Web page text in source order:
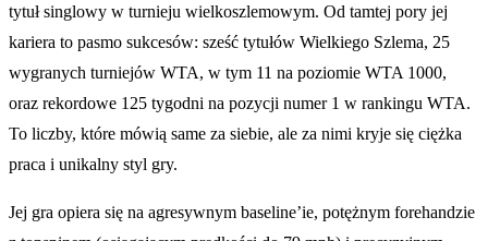
tytuł singlowy w turnieju wielkoszlemowym. Od tamtej pory jej
kariera to pasmo sukcesów: sześć tytułów Wielkiego Szlema, 25
wygranych turniejów WTA, w tym 11 na poziomie WTA 1000,
oraz rekordowe 125 tygodni na pozycji numer 1 w rankingu WTA.
To liczby, które mówią same za siebie, ale za nimi kryje się ciężka
praca i unikalny styl gry.
Jej gra opiera się na agresywnym baseline’ie, potężnym forehandzie